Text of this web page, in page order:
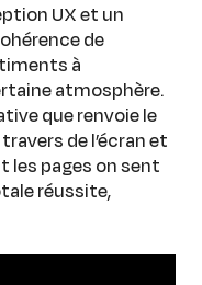
UX et un
de
à
atmosphère.
que renvoie le
de l’écran et
les pages on sent
réussite,